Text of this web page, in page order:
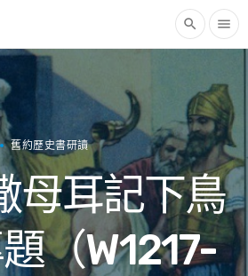
search menu
舊約歷史書研讀
母耳記下鳥
（W1217-